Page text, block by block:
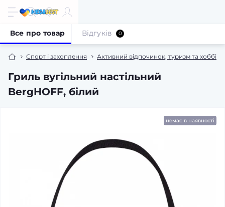
Спорт і захоплення Активний відпочинок, туризм та хоббі
Гриль вугільний настільний
BergHOFF, білий
Все про товар Відгуків 0
немає в наявності